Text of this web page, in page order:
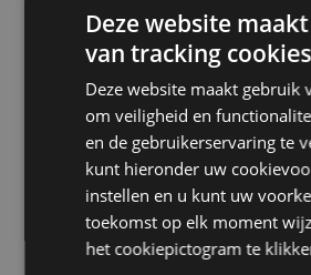
Zoekt u meer informatie over
Lees dan onzeklanten
Product eigenschappen
Kegel hoogte ca. 3 cm -
Deze website
van tracking cookies
Deze website maakt gebruik
om veiligheid en
en de gebruikerservaring te
kunt hieronder uw
instellen en u kunt uw
toekomst op elk moment
het cookiepictogram te